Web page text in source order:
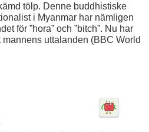
tölp. Denne buddhistiske
i Myanmar har nämligen
för ”hora” och ”bitch”. Nu har
mannens uttalanden (BBC World